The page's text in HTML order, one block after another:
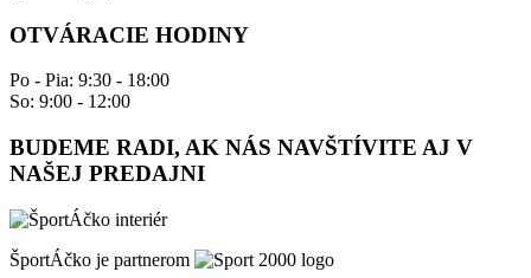
OTVÁRACIE HODINY
Po - Pia: 9:30 - 18:00
So: 9:00 - 12:00
BUDEME RADI, AK NÁS NAVŠTÍVITE AJ V
NAŠEJ PREDAJNI
ŠportÁčko je partnerom